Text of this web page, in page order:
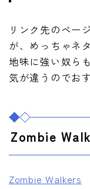
リンク先のペー
が、めっちゃネ
地味に強い奴ら
気が違うのでお
Zombie
Zombie Walkers